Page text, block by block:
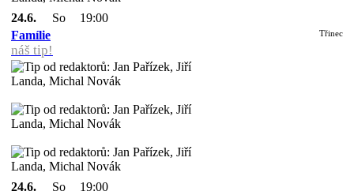
24.6. So
19:00
Famílie
náš tip!
Třinec
24.6. So
19:00